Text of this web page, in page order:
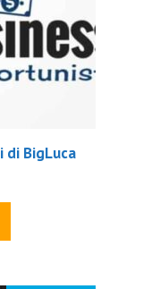
di BigLuca
e per